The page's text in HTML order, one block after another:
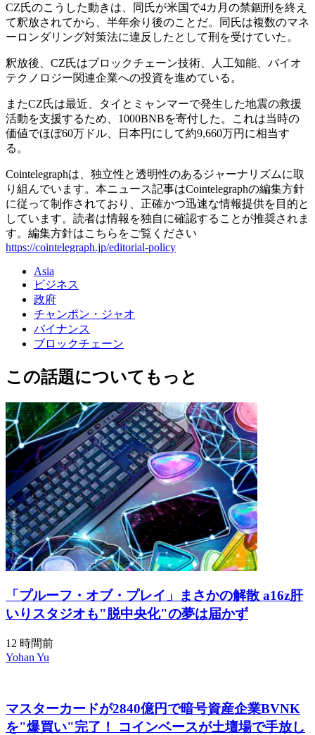
CZ氏のこうした動きは、同氏が米国で4カ月の禁錮刑を終え
て釈放されてから、半年余り後のことだ。同氏は複数のマネ
ーロンダリング対策法に違反したとして刑を受けていた。
釈放後、CZ氏はブロックチェーン技術、人工知能、バイオ
テクノロジー関連企業への投資を進めている。
またCZ氏は最近、タイとミャンマーで発生した地震の救援
活動を支援するため、1000BNBを寄付した。これは当時の
価値でほぼ60万ドル、日本円にして約9,660万円に相当す
る。
Cointelegraphは、独立性と透明性のあるジャーナリズムに取
り組んでいます。本ニュース記事はCointelegraphの編集方針
に従って制作されており、正確かつ迅速な情報提供を目的と
しています。読者は情報を独自に確認することが推奨されま
す。編集方針はこちらをご覧ください
https://cointelegraph.jp/editorial-policy
Asia
ビジネス
政府
チャンポン・ジャオ
バイナンス
ブロックチェーン
この話題についてもっと
「プルーフ・オブ・プレイ」まさかの解散 a16z肝
いりスタジオも"脱中央化"の夢は届かず
12 時間前
Yohan Yu
マスターカードが2840億円で暗号資産企業BVNK
を"爆買い"完了！ コインベースが土壇場で手放し